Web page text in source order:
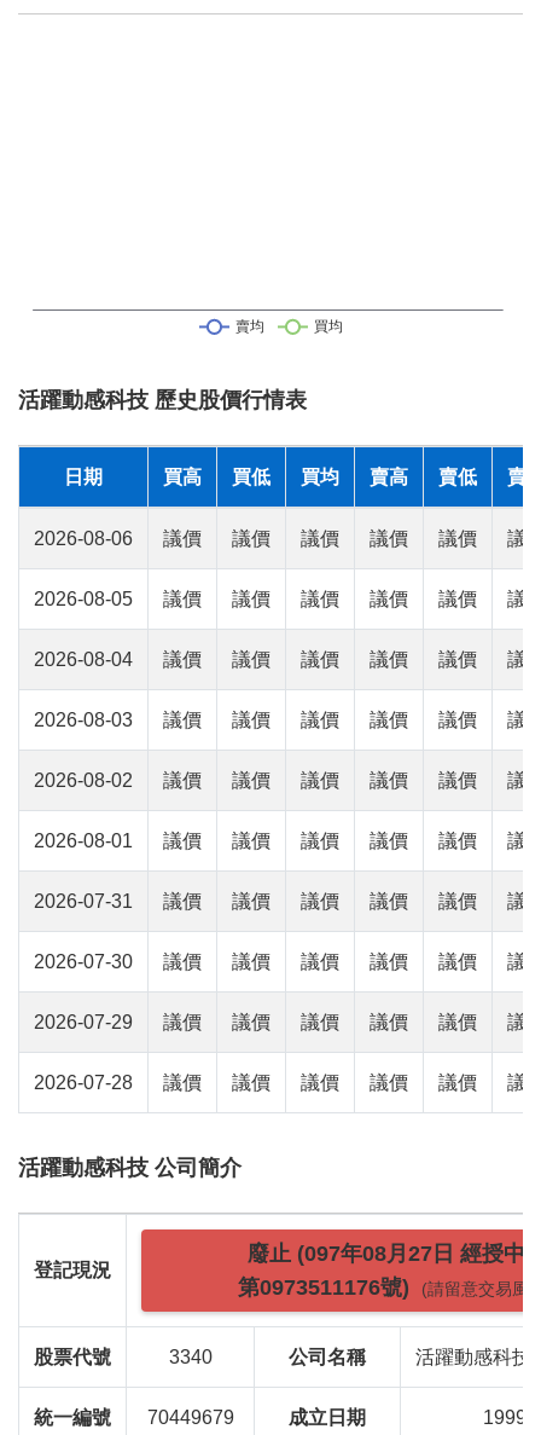
活躍動感科技 歷史股價行情表
日期 買高 買低 買均 賣高 賣低 賣
2026-08-06 議價 議價 議價 議價 議價 議
2026-08-05 議價 議價 議價 議價 議價 議
2026-08-04 議價 議價 議價 議價 議價 議
2026-08-03 議價 議價 議價 議價 議價 議
2026-08-02 議價 議價 議價 議價 議價 議
2026-08-01 議價 議價 議價 議價 議價 議
2026-07-31 議價 議價 議價 議價 議價 議
2026-07-30 議價 議價 議價 議價 議價 議
2026-07-29 議價 議價 議價 議價 議價 議
2026-07-28 議價 議價 議價 議價 議價 議
活躍動感科技 公司簡介
登記現況
廢止 (097年08月27日 經授中
第0973511176號)
(請留意交易風
股票代號 3340 公司名稱 活躍動感科技
統一編號 70449679 成立日期 1999-